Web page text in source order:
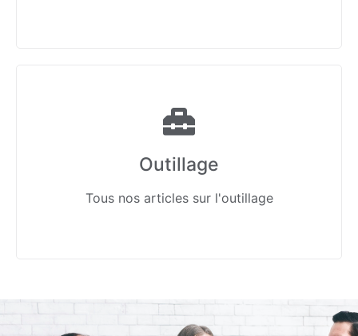
Outillage
Tous nos articles sur l'outillage